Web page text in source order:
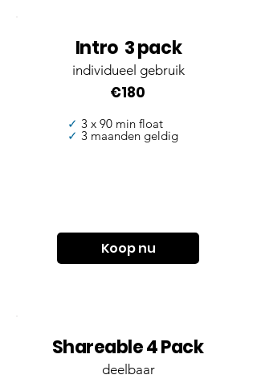
Intro 3 pack
individueel gebruik
€180
✓ 3 x 90 min float
✓ 3 maanden geldig
Koop nu
Shareable 4 Pack
deelbaar